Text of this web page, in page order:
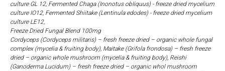
culture GL 12, Fermented Chaga (Inonotus obIiquus) - freeze dried mycelium
culture IO12, Fermented Shiitake (Lentinula edodes) - freeze dried mycelium
culture LE12,
Freeze Dried Fungal Blend 100mg
Cordyceps (Cordyceps militaris) – fresh freeze dried – organic whole fungal
complex (mycelia & fruiting body), Maitake (Grifola frondosa) – fresh freeze
dried – organic whole mushroom (mycelia & fruiting body), Reishi
(Ganoderma Lucidum) – fresh freeze dried – organic whol mushroom